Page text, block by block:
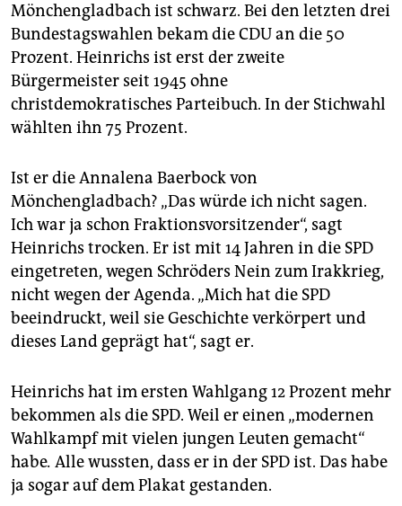
Mönchengladbach ist schwarz. Bei den letzten drei
Bundestagswahlen bekam die CDU an die 50
Prozent. Heinrichs ist erst der zweite
Bürgermeister seit 1945 ohne
christdemokratisches Parteibuch. In der Stichwahl
wählten ihn 75 Prozent.
Ist er die Annalena Baerbock von
Mönchengladbach? „Das würde ich nicht sagen.
Ich war ja schon Fraktionsvorsitzender“, sagt
Heinrichs trocken. Er ist mit 14 Jahren in die SPD
eingetreten, wegen Schröders Nein zum Irakkrieg,
nicht wegen der Agenda. „Mich hat die SPD
beeindruckt, weil sie Geschichte verkörpert und
dieses Land geprägt hat“, sagt er.
Heinrichs hat im ersten Wahlgang 12 Prozent mehr
bekommen als die SPD. Weil er einen „modernen
Wahlkampf mit vielen jungen Leuten gemacht“
habe. Alle wussten, dass er in der SPD ist. Das habe
ja sogar auf dem Plakat gestanden.